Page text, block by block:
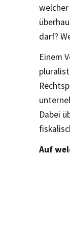
darf?
Einem
Dabei
Auf